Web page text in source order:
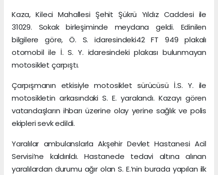
Kaza, Kileci Mahallesi Şehit Şükrü Yıldız Caddesi ile
31029. Sokak birleşiminde meydana geldi. Edinilen
bilgilere göre, Ö. S. idaresindeki42 FT 949 plakalı
otomobil ile İ. S. Y. idaresindeki plakası bulunmayan
motosiklet çarpıştı.
Çarpışmanın etkisiyle motosiklet sürücüsü İ.S. Y. ile
motosikletin arkasındaki S. E. yaralandı. Kazayı gören
vatandaşların ihbarı üzerine olay yerine sağlık ve polis
ekipleri sevk edildi.
Yaralılar ambulanslarla Akşehir Devlet Hastanesi Acil
Servisi’ne kaldırıldı. Hastanede tedavi altına alınan
yaralılardan durumu ağır olan S. E.’nin burada yapılan ilk